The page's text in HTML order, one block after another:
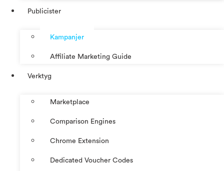
Publicister
Kampanjer
Affiliate Marketing Guide
Verktyg
Marketplace
Comparison Engines
Chrome Extension
Dedicated Voucher Codes